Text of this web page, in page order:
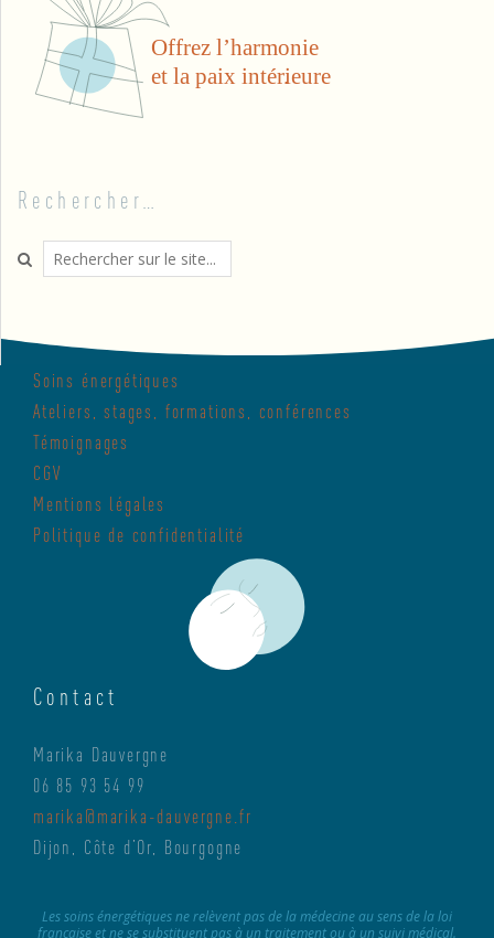
Rechercher…
Search
Soins énergétiques
Ateliers, stages, formations, conférences
Témoignages
CGV
Mentions légales
Politique de confidentialité
Contact
Marika Dauvergne
06 85 93 54 99
marika@marika-dauvergne.fr
Dijon, Côte d’Or, Bourgogne
Les soins énergétiques ne relèvent pas de la médecine au sens de la loi
française et ne se substituent pas à un traitement ou à un suivi médical.